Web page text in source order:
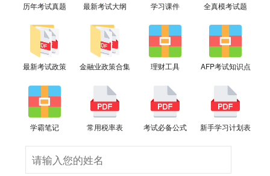
历年考试真题 最新考试大纲 学习课件 全真模考试题
最新考试政策 金融业政策合集 理财工具 AFP考试知识点
学霸笔记 常用税率表 考试必备公式 新手学习计划表